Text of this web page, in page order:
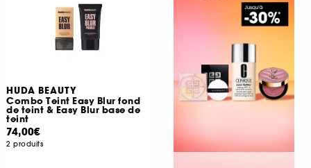
HUDA BEAUTY
Combo Teint Easy Blur fond
de teint & Easy Blur base de
teint
74,00€
2 produits